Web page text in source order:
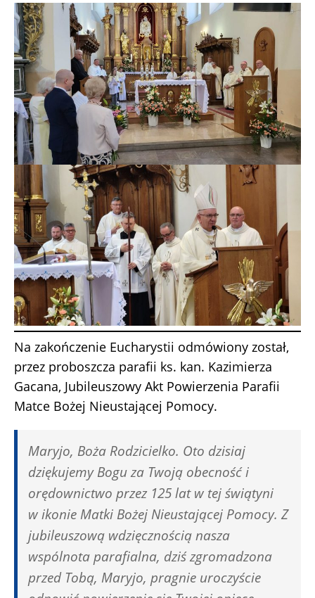
Na zakończenie Eucharystii odmówiony został,
przez proboszcza parafii ks. kan. Kazimierza
Gacana, Jubileuszowy Akt Powierzenia Parafii
Matce Bożej Nieustającej Pomocy.
Maryjo, Boża Rodzicielko. Oto dzisiaj
dziękujemy Bogu za Twoją obecność i
orędownictwo przez 125 lat w tej świątyni
w ikonie Matki Bożej Nieustającej Pomocy. Z
jubileuszową wdzięcznością nasza
wspólnota parafialna, dziś zgromadzona
przed Tobą, Maryjo, pragnie uroczyście